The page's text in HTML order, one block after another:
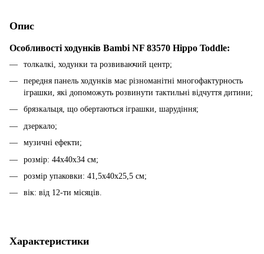
Опис
Особливості ходунків Bambi NF 83570 Hippo Toddle:
толкалкі, ходунки та розвиваючий центр;
передня панель ходунків має різноманітні многофактурность
іграшки, які допоможуть розвинути тактильні відчуття дитини;
брязкальця, що обертаються іграшки, шарудіння;
дзеркало;
музичні ефекти;
розмір: 44х40х34 см;
розмір упаковки: 41,5х40х25,5 см;
вік: від 12-ти місяців.
Характеристики